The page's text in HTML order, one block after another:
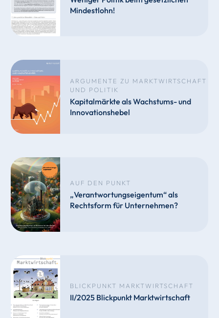
Mindestlohn!
ARGUMENTE ZU MARKTWIRTSCHAFT
UND POLITIK
Kapitalmärkte als Wachstums- und
Innovationshebel
AUF DEN PUNKT
„Verantwortungseigentum“ als
Rechtsform für Unternehmen?
BLICKPUNKT MARKTWIRTSCHAFT
II/2025 Blickpunkt Marktwirtschaft